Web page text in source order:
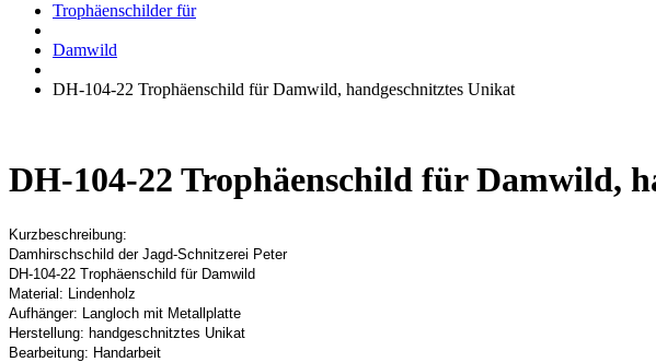
Trophäenschilder für
Damwild
DH-104-22 Trophäenschild für Damwild, handgeschnitztes Unikat
DH-104-22 Trophäenschild für Damwild,
Kurzbeschreibung:
Damhirschschild der Jagd-Schnitzerei Peter
DH-104-22 Trophäenschild für Damwild
Material: Lindenholz
Aufhänger: Langloch mit Metallplatte
Herstellung: handgeschnitztes Unikat
Bearbeitung: Handarbeit